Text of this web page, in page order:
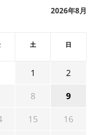
2026年8月
土 日
1
2
8
9
15
16